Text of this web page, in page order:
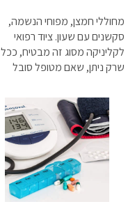
מחוללי חמצן, מפוחי הנשמה,
סקשנים עם שעון. ציוד רפואי
לקליניקה מסוג זה מבטיח, ככל
שרק ניתן, שאם מטופל סובל
במקום יימצא כל הציוד הדרוש
שימקסם את הסיכוי להצילו.